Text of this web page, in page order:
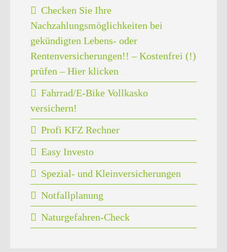
Checken Sie Ihre
Nachzahlungsmöglichkeiten bei
gekündigten Lebens- oder
Rentenversicherungen!! – Kostenfrei (!)
prüfen – Hier klicken
Fahrrad/E-Bike Vollkasko
versichern!
Profi KFZ Rechner
Easy Investo
Spezial- und Kleinversicherungen
Notfallplanung
Naturgefahren-Check